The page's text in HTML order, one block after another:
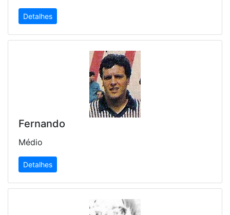
Detalhes
Fernando
Médio
Detalhes